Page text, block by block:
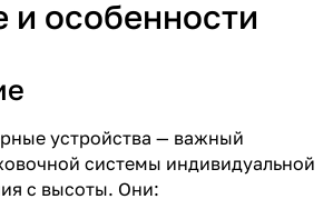
и особенности
устройства — важный
системы индивидуальной
с высоты. Они: